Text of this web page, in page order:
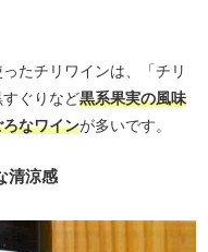
たチリワインは、「チリ
ぐりなど黒系果実の風味
なワインが多いです。
清涼感